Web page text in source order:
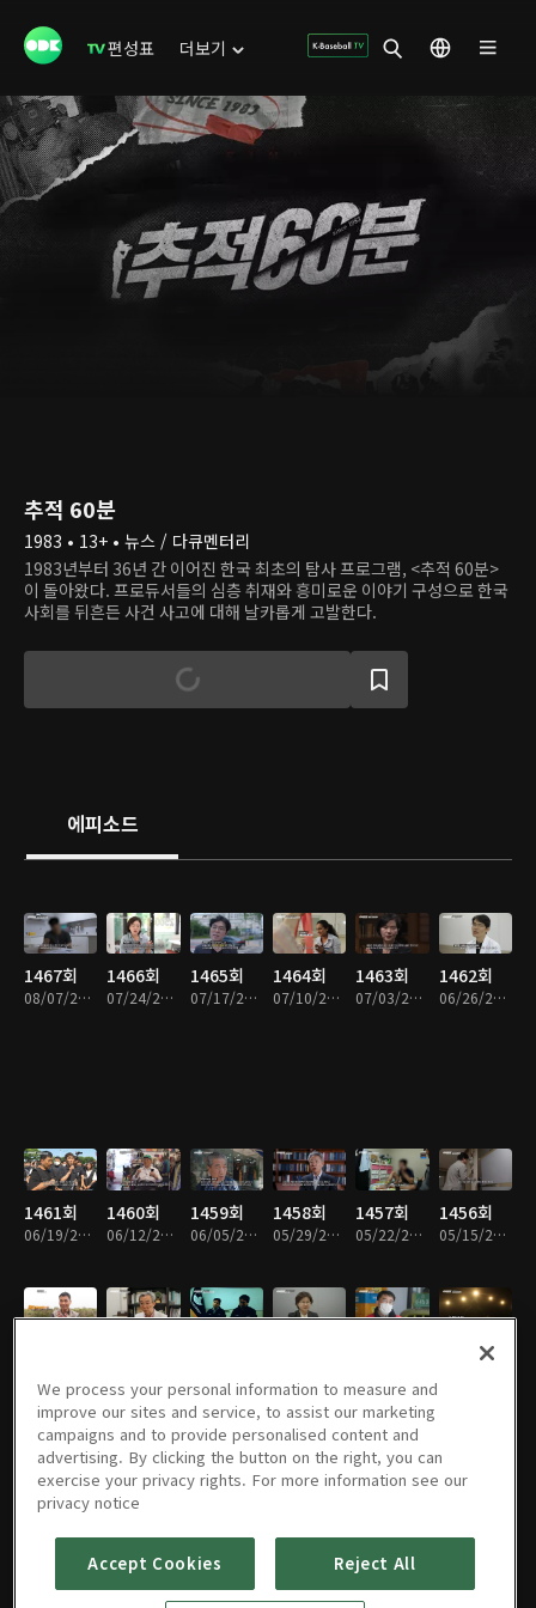
편성표 더보기
추적 60분
1983 • 13+ • 뉴스 / 다큐멘터리
1983년부터 36년 간 이어진 한국 최초의 탐사 프로그램, <추적 60분>
이 돌아왔다. 프로듀서들의 심층 취재와 흥미로운 이야기 구성으로 한국
사회를 뒤흔든 사건 사고에 대해 날카롭게 고발한다.
에피소드
1467회
08/07/2026 • 48분
1466회
07/24/2026 • 48분
1465회
07/17/2026 • 48분
1464회
07/10/2026 • 48분
1463회
07/03/2026 • 49분
1462회
06/26/2026 • 49분
1461회
06/19/2026 • 48분
1460회
06/12/2026 • 48분
1459회
06/05/2026 • 49분
1458회
05/29/2026 • 49분
1457회
05/22/2026 • 49분
1456회
05/15/2026 • 49분
1450회
1449회
03/27/2026 • 48분
1448회 1447회 1446회 1445회 1444회
We process your personal information to measure and
improve our sites and service, to assist our marketing
campaigns and to provide personalised content and
advertising. By clicking the button on the right, you can
exercise your privacy rights. For more information see our
privacy notice
Accept Cookies Reject All